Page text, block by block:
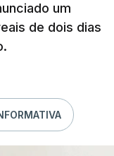
um
de dois dias